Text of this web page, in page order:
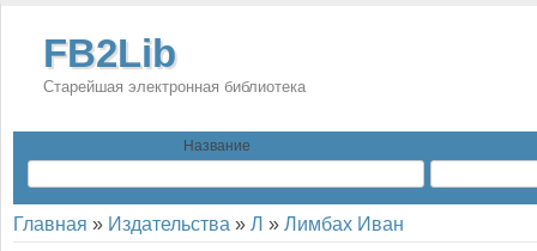
FB2Lib
Старейшая электронная библиотека
Название
Главная » Издательства » Л » Лимбах Иван